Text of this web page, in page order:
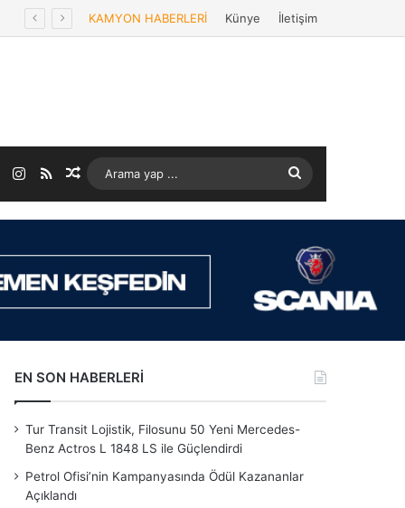
KAMYON HABERLERİ Künye İletişim
Instagram
RSSRastgele Makale
Arama
yap
EN SON HABERLERİ
Tur Transit Lojistik, Filosunu 50 Yeni Mercedes-
Benz Actros L 1848 LS ile Güçlendirdi
Petrol Ofisi’nin Kampanyasında Ödül Kazananlar
Açıklandı